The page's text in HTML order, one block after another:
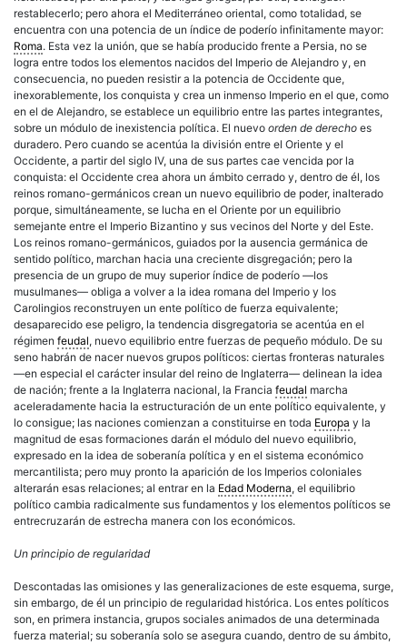
restablecerlo; pero ahora el Mediterráneo oriental, como totalidad, se
encuentra con una potencia de un índice de poderío infinitamente mayor:
Roma. Esta vez la unión, que se había producido frente a Persia, no se
logra entre todos los elementos nacidos del Imperio de Alejandro y, en
consecuencia, no pueden resistir a la potencia de Occidente que,
inexorablemente, los conquista y crea un inmenso Imperio en el que, como
en el de Alejandro, se establece un equilibrio entre las partes integrantes,
sobre un módulo de inexistencia política. El nuevo orden de derecho es
duradero. Pero cuando se acentúa la división entre el Oriente y el
Occidente, a partir del siglo IV, una de sus partes cae vencida por la
conquista: el Occidente crea ahora un ámbito cerrado y, dentro de él, los
reinos romano-germánicos crean un nuevo equilibrio de poder, inalterado
porque, simultáneamente, se lucha en el Oriente por un equilibrio
semejante entre el Imperio Bizantino y sus vecinos del Norte y del Este.
Los reinos romano-germánicos, guiados por la ausencia germánica de
sentido político, marchan hacia una creciente disgregación; pero la
presencia de un grupo de muy superior índice de poderío —los
musulmanes— obliga a volver a la idea romana del Imperio y los
Carolingios reconstruyen un ente político de fuerza equivalente;
desaparecido ese peligro, la tendencia disgregatoria se acentúa en el
régimen feudal, nuevo equilibrio entre fuerzas de pequeño módulo. De su
seno habrán de nacer nuevos grupos políticos: ciertas fronteras naturales
—en especial el carácter insular del reino de Inglaterra— delinean la idea
de nación; frente a la Inglaterra nacional, la Francia feudal marcha
aceleradamente hacia la estructuración de un ente político equivalente, y
lo consigue; las naciones comienzan a constituirse en toda Europa y la
magnitud de esas formaciones darán el módulo del nuevo equilibrio,
expresado en la idea de soberanía política y en el sistema económico
mercantilista; pero muy pronto la aparición de los Imperios coloniales
alterarán esas relaciones; al entrar en la Edad Moderna, el equilibrio
político cambia radicalmente sus fundamentos y los elementos políticos se
entrecruzarán de estrecha manera con los económicos.
Un principio de regularidad
Descontadas las omisiones y las generalizaciones de este esquema, surge,
sin embargo, de él un principio de regularidad histórica. Los entes políticos
son, en primera instancia, grupos sociales animados de una determinada
fuerza material; su soberanía solo se asegura cuando, dentro de su ámbito,